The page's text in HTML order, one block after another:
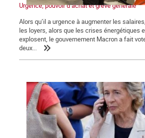
Urgence, pouvoir d’achat et grève générale
Alors qu’il a urgence à augmenter les
les loyers, alors que les crises énergétiques
explosent, le gouvernement Macron a fait
deux...